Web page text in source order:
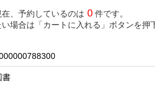
、予約しているのは 0 件です。
場合は「カートに入れる」ボタンを押
書